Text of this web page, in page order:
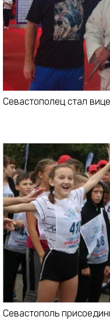
Севастополец стал
Севастополь